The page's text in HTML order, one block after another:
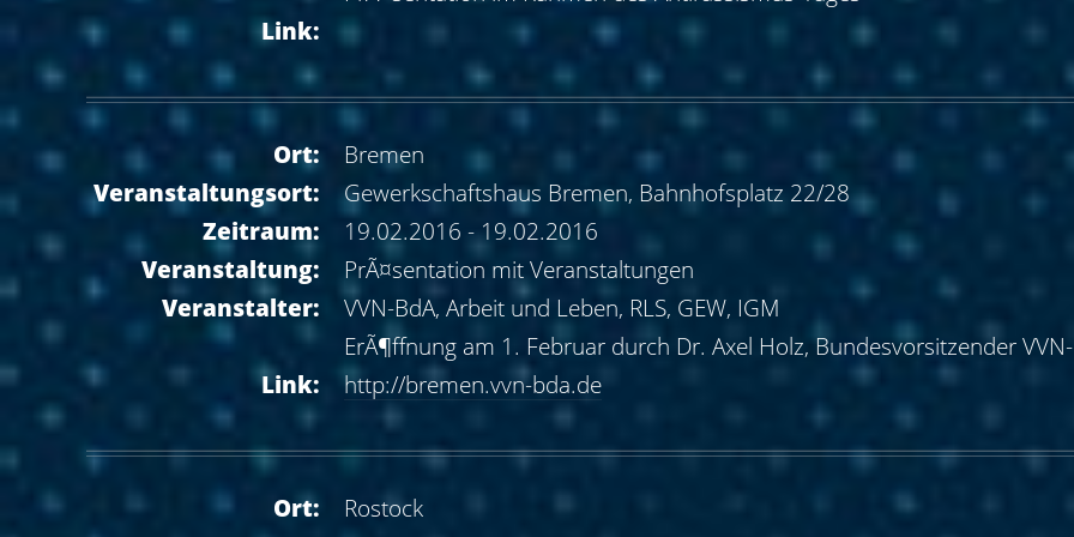
Link:
Ort:
Bremen
Veranstaltungsort:
Gewerkschaftshaus Bremen, Bahnhofsplatz 22/28
Zeitraum:
19.02.2016 - 19.02.2016
Veranstaltung:
PrÃ¤sentation mit Veranstaltungen
Veranstalter:
VVN-BdA, Arbeit und Leben, RLS, GEW, IGM
ErÃ¶ffnung am 1. Februar durch Dr. Axel Holz, Bundesvorsitzender
Link:
http://bremen.vvn-bda.de
Ort:
Rostock